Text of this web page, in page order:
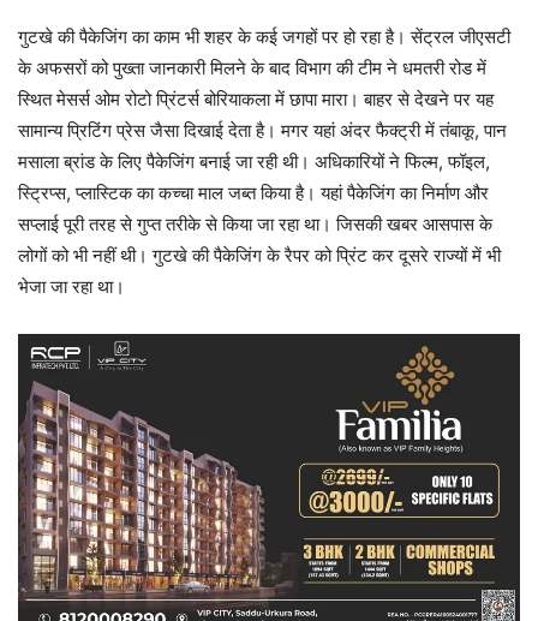
गुटखे की पैकेजिंग का काम भी शहर के कई जगहों पर हो रहा है। सेंट्रल जीएसटी
के अफसरों को पुख्ता जानकारी मिलने के बाद विभाग की टीम ने धमतरी रोड में
स्थित मेसर्स ओम रोटो प्रिंटर्स बोरियाकला में छापा मारा। बाहर से देखने पर यह
सामान्य प्रिटिंग प्रेस जैसा दिखाई देता है। मगर यहां अंदर फैक्ट्री में तंबाकू, पान
मसाला ब्रांड के लिए पैकेजिंग बनाई जा रही थी। अधिकारियों ने फिल्म, फॉइल,
स्ट्रिप्स, प्लास्टिक का कच्चा माल जब्त किया है। यहां पैकेजिंग का निर्माण और
सप्लाई पूरी तरह से गुप्त तरीके से किया जा रहा था। जिसकी खबर आसपास के
लोगों को भी नहीं थी। गुटखे की पैकेजिंग के रैपर को प्रिंट कर दूसरे राज्यों में भी
भेजा जा रहा था।